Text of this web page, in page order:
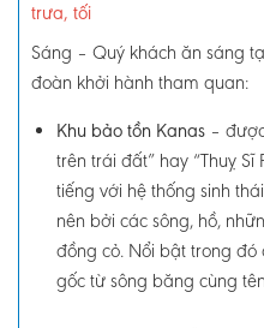
trưa, tối
Sáng – Quý khách ăn sáng
đoàn khởi hành tham quan:
Khu bảo tồn Kanas– được
trên trái đất” hay “Thuỵ
tiếng với hệ thống sinh
nên bởi các sông, hồ,
đồng cỏ. Nổi bật trong đó
gốc từ sông băng cùng